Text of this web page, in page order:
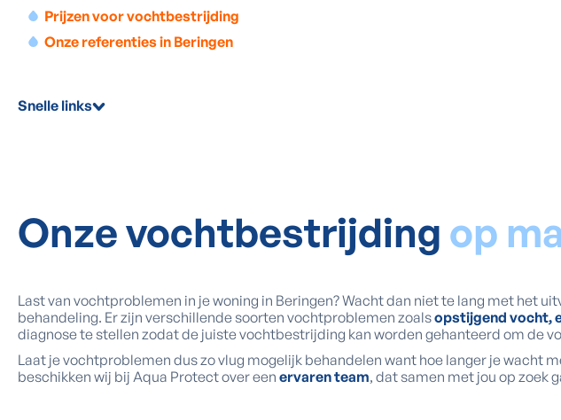
Prijzen voor vochtbestrijding
Onze referenties in Beringen
Snelle links
Onze vochtbestrijding op
Last van vochtproblemen in je woning in Beringen? Wacht dan niet te lang met het
behandeling. Er zijn verschillende soorten vochtproblemen zoalsopstijgend vocht,
diagnose te stellen zodat de juiste vochtbestrijding kan worden gehanteerd om de
Laat je vochtproblemen dus zo vlug mogelijk behandelen want hoe langer je wacht
beschikken wij bij Aqua Protect over een ervaren team, dat samen met jou op zoek